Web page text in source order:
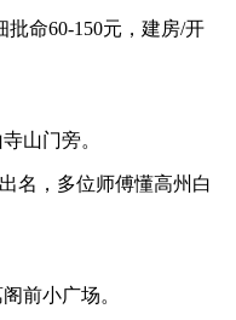
命60-150元，建房/开
山门旁。
名，多位师傅懂高州白
前小广场。